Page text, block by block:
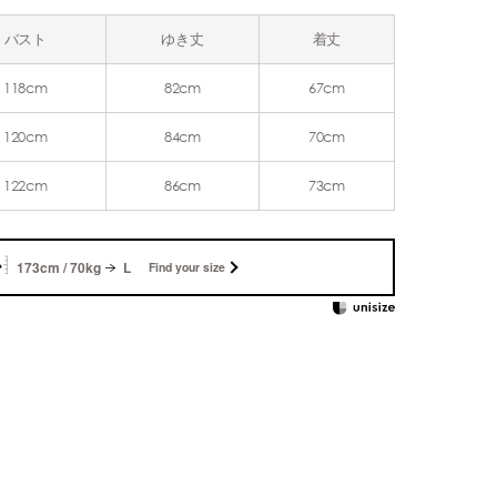
バスト ゆき丈 着丈
118cm 82cm 67cm
120cm 84cm 70cm
122cm 86cm 73cm
173cm / 70kg L Find your size